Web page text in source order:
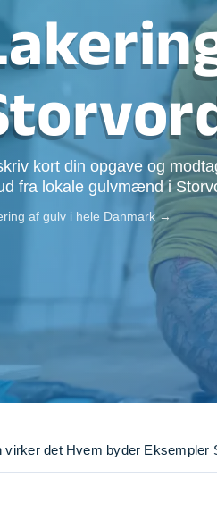
Hårde hvidevare
Hjælp til mobil, pc,
Installation af
Møbelsamling og
Ophængning af
Opsætning af
Tømrer
Tunge løft
Underholdning
Se alle...
kort din opgave og
fra lokale gulvmænd i
af gulv i hele Danmark →
virker det Hvem byder Eksempler